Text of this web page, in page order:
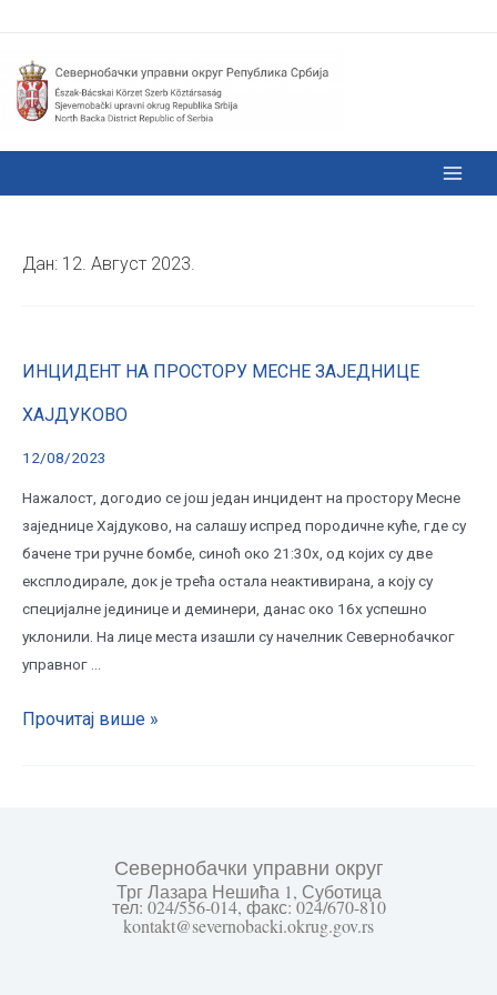
Дан: 12. Август 2023.
ИНЦИДЕНТ НА ПРОСТОРУ МЕСНЕ ЗАЈЕДНИЦЕ
ХАЈДУКОВО
12/08/2023
Нажалост, догодио се још један инцидент на простору Месне
заједнице Хајдуково, на салашу испред породичне куће, где су
бачене три ручне бомбе, синоћ око 21:30х, од којих су две
експлодирале, док је трећа остала неактивирана, а коју су
специјалне јединице и деминери, данас око 16х успешно
уклонили. На лице места изашли су начелник Севернобачког
управног …
Прочитај више »
Севернобачки управни округ
Трг Лазара Нешића 1, Суботица
тел: 024/556-014, факс: 024/670-810
kontakt@severnobacki.okrug.gov.rs